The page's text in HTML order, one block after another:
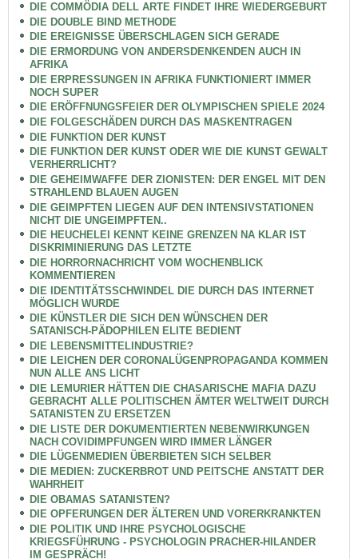
DIE COMMÖDIA DELL ARTE FINDET IHRE WIEDERGEBURT
DIE DOUBLE BIND METHODE
DIE EREIGNISSE ÜBERSCHLAGEN SICH GERADE
DIE ERMORDUNG VON ANDERSDENKENDEN AUCH IN
AFRIKA
DIE ERPRESSUNGEN IN AFRIKA FUNKTIONIERT IMMER
NOCH SUPER
DIE ERÖFFNUNGSFEIER DER OLYMPISCHEN SPIELE 2024
DIE FOLGESCHÄDEN DURCH DAS MASKENTRAGEN
DIE FUNKTION DER KUNST
DIE FUNKTION DER KUNST ODER WIE DIE KUNST GEWALT
VERHERRLICHT?
DIE GEHEIMWAFFE DER ZIONISTEN: DER ENGEL MIT DEN
STRAHLEND BLAUEN AUGEN
DIE GEIMPFTEN LIEGEN AUF DEN INTENSIVSTATIONEN
NICHT DIE UNGEIMPFTEN..
DIE HEUCHELEI KENNT KEINE GRENZEN NA KLAR IST
DISKRIMINIERUNG DAS LETZTE
DIE HORRORNACHRICHT VOM WOCHENBLICK
KOMMENTIEREN
DIE IDENTITÄTSSCHWINDEL DIE DURCH DAS INTERNET
MÖGLICH WURDE
DIE KÜNSTLER DIE SICH DEN WÜNSCHEN DER
SATANISCH-PÄDOPHILEN ELITE BEDIENT
DIE LEBENSMITTELINDUSTRIE?
DIE LEICHEN DER CORONALÜGENPROPAGANDA KOMMEN
NUN ALLE ANS LICHT
DIE LEMURIER HÄTTEN DIE CHASARISCHE MAFIA DAZU
GEBRACHT ALLE POLITISCHEN ÄMTER WELTWEIT DURCH
SATANISTEN ZU ERSETZEN
DIE LISTE DER DOKUMENTIERTEN NEBENWIRKUNGEN
NACH COVIDIMPFUNGEN WIRD IMMER LÄNGER
DIE LÜGENMEDIEN ÜBERBIETEN SICH SELBER
DIE MEDIEN: ZUCKERBROT UND PEITSCHE ANSTATT DER
WAHRHEIT
DIE OBAMAS SATANISTEN?
DIE OPFERUNGEN DER ÄLTEREN UND VORERKRANKTEN
DIE POLITIK UND IHRE PSYCHOLOGISCHE
KRIEGSFÜHRUNG - PSYCHOLOGIN PRACHER-HILANDER
IM GESPRÄCH!